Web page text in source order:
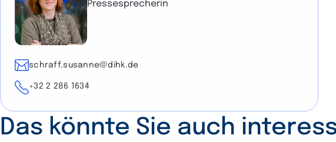
Pressesprecherin
E-Mailschraff.susanne@dihk.de
Telefon
+32 2 286 1634
Das könnte Sie auch